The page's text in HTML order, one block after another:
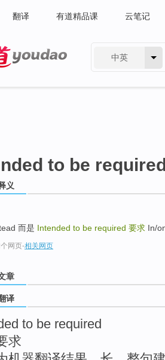
翻译 有道精品课 云笔记
中英
to be
义
而是 Intended to be required 要求 In/
网页-相关网页
章
译
to be required
求